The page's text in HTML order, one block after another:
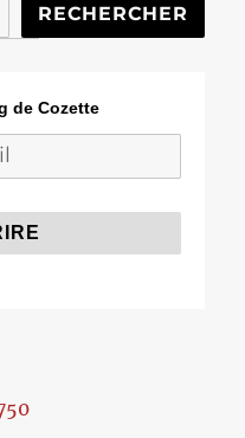
RECHERCHER
de Cozette